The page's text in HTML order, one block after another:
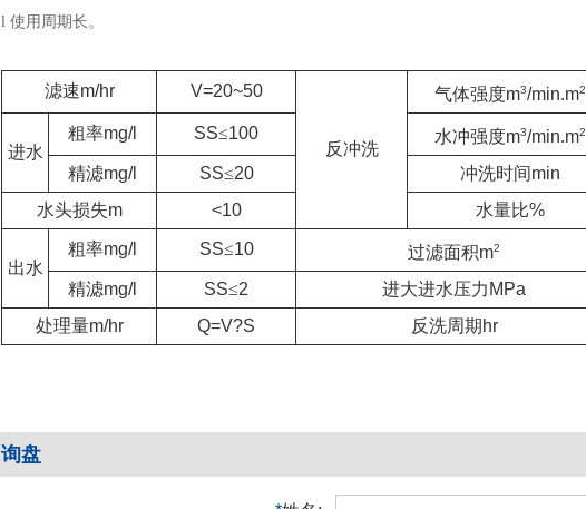
l 使用周期长。
滤速m/hr V=20~50
反冲洗
气体强度m3/min.m2
进水
粗率mg/l SS≤100 水冲强度m3/min.m2
精滤mg/l SS≤20 冲洗时间min
水头损失m <10 水量比%
出水
粗率mg/l SS≤10 过滤面积m2
精滤mg/l SS≤2 进大进水压力 MPa
处理量m/hr Q=V?S 反洗周期 hr
询盘